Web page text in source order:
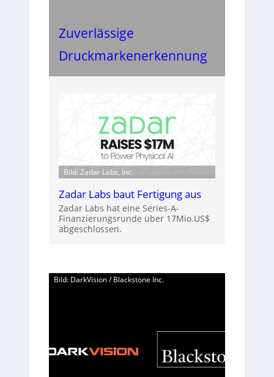
Zuverlässige
Druckmarkenerkennung
Bild: Zadar Labs, Inc.
Zadar Labs baut Fertigung aus
Zadar Labs hat eine Series-A-
Finanzierungsrunde über 17Mio.US$
abgeschlossen.
Bild: DarkVision / Blackstone Inc.